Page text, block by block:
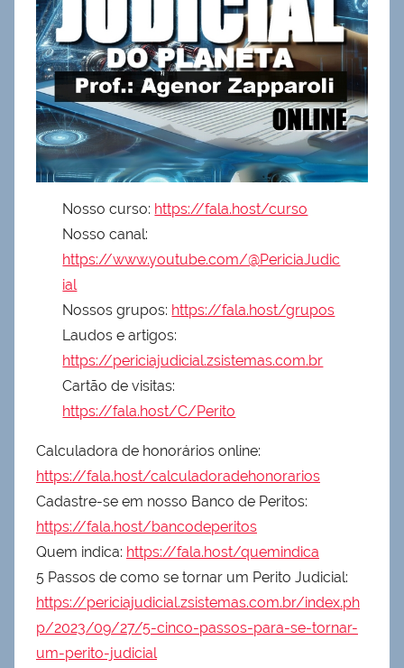
Nosso curso: https://fala.host/curso
Nosso canal:
https://www.youtube.com/@PericiaJudic
ial
Nossos grupos: https://fala.host/grupos
Laudos e artigos:
https://periciajudicial.zsistemas.com.br
Cartão de visitas:
https://fala.host/C/Perito
Calculadora de honorários online:
https://fala.host/calculadoradehonorarios
Cadastre-se em nosso Banco de Peritos:
https://fala.host/bancodeperitos
Quem indica: https://fala.host/quemindica
5 Passos de como se tornar um Perito Judicial:
https://periciajudicial.zsistemas.com.br/index.ph
p/2023/09/27/5-cinco-passos-para-se-tornar-
um-perito-judicial